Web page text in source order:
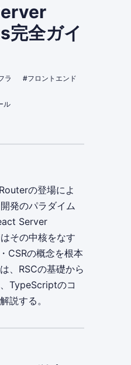
全ガイ
ラ #フロントエンド
ル
の登場によ
発のパラダイム
Server
その中核をなす
CSRの概念を根本
、RSCの基礎から
TypeScriptのコ
説する。